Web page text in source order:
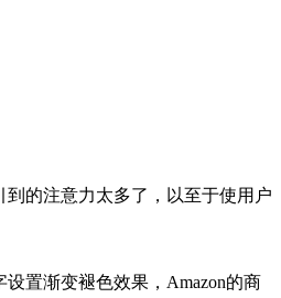
的注意力太多了，以至于使用户
置渐变褪色效果，Amazon的商